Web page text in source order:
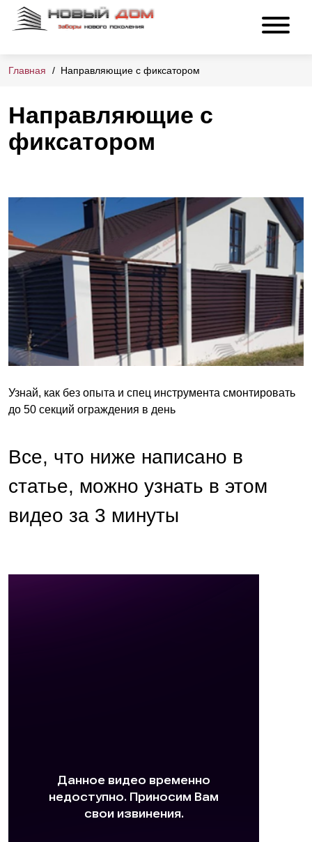
Главная Направляющие с фиксатором
Направляющие с
фиксатором
Узнай, как без опыта и спец инструмента смонтировать
до 50 секций ограждения в день
Все, что ниже написано в
статье, можно узнать в этом
видео за 3 минуты